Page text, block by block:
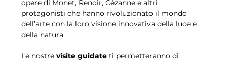
opere di Monet, Renoir, Cézanne e altri
protagonisti che hanno rivoluzionato il mondo
dell’arte con la loro visione innovativa della luce e
della natura.
Le nostre visite guidate ti permetteranno di